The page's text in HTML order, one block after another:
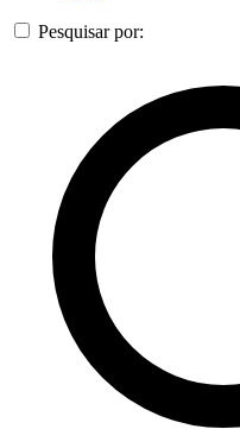
Pesquisar por: